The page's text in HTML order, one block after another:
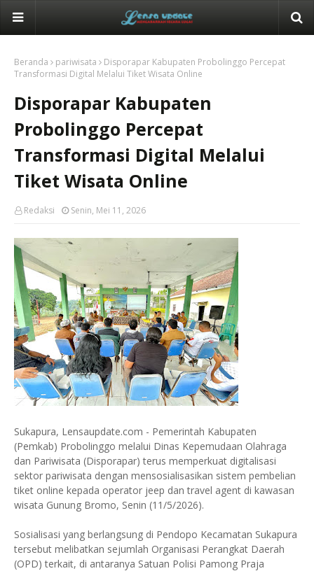
Beranda pariwisata
Disporapar Kabupaten Probolinggo Percepat
Transformasi Digital Melalui Tiket Wisata Online
Disporapar Kabupaten
Probolinggo Percepat
Transformasi Digital Melalui
Tiket Wisata Online
Redaksi Senin, Mei 11, 2026
Sukapura, Lensaupdate.com - Pemerintah Kabupaten
(Pemkab) Probolinggo melalui Dinas Kepemudaan Olahraga
dan Pariwisata (Disporapar) terus memperkuat digitalisasi
sektor pariwisata dengan mensosialisasikan sistem pembelian
tiket online kepada operator jeep dan travel agent di kawasan
wisata Gunung Bromo, Senin (11/5/2026).
Sosialisasi yang berlangsung di Pendopo Kecamatan Sukapura
tersebut melibatkan sejumlah Organisasi Perangkat Daerah
(OPD) terkait, di antaranya Satuan Polisi Pamong Praja